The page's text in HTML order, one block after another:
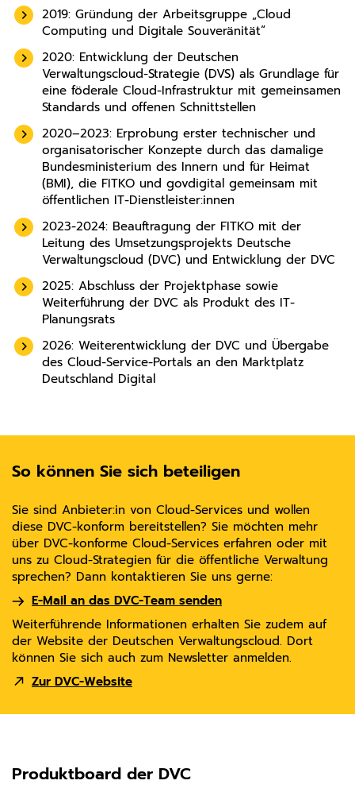
2019: Gründung der Arbeitsgruppe „Cloud
Computing und Digitale Souveränität“
2020: Entwicklung der Deutschen
Verwaltungscloud-Strategie (DVS) als Grundlage für
eine föderale Cloud-Infrastruktur mit gemeinsamen
Standards und offenen Schnittstellen
2020–2023: Erprobung erster technischer und
organisatorischer Konzepte durch das damalige
Bundesministerium des Innern und für Heimat
(BMI), die FITKO und govdigital gemeinsam mit
öffentlichen IT-Dienstleister:innen
2023-2024: Beauftragung der FITKO mit der
Leitung des Umsetzungsprojekts Deutsche
Verwaltungscloud (DVC) und Entwicklung der DVC
2025: Abschluss der Projektphase sowie
Weiterführung der DVC als Produkt des IT-
Planungsrats
2026: Weiterentwicklung der DVC und Übergabe
des Cloud-Service-Portals an den Marktplatz
Deutschland Digital
So können Sie sich beteiligen
Sie sind Anbieter:in von Cloud-Services und wollen
diese DVC-konform bereitstellen? Sie möchten mehr
über DVC-konforme Cloud-Services erfahren oder mit
uns zu Cloud-Strategien für die öffentliche Verwaltung
sprechen? Dann kontaktieren Sie uns gerne:
E-Mail an das DVC-Team senden
Weiterführende Informationen erhalten Sie zudem auf
der Website der Deutschen Verwaltungscloud. Dort
können Sie sich auch zum Newsletter anmelden.
Zur DVC-Website
Produktboard der DVC